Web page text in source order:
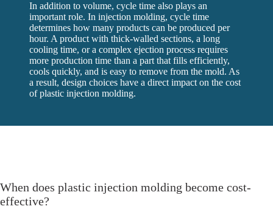
In addition to volume, cycle time also plays an
important role. In injection molding, cycle time
determines how many products can be produced per
hour. A product with thick-walled sections, a long
cooling time, or a complex ejection process requires
more production time than a part that fills efficiently,
cools quickly, and is easy to remove from the mold. As
a result, design choices have a direct impact on the cost
of plastic injection molding.
When does plastic injection molding become cost-
effective?